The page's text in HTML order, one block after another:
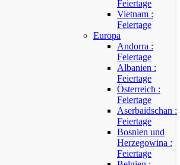
Feiertage
Vietnam :
Feiertage
Europa
Andorra :
Feiertage
Albanien :
Feiertage
Österreich :
Feiertage
Aserbaidschan :
Feiertage
Bosnien und
Herzegowina :
Feiertage